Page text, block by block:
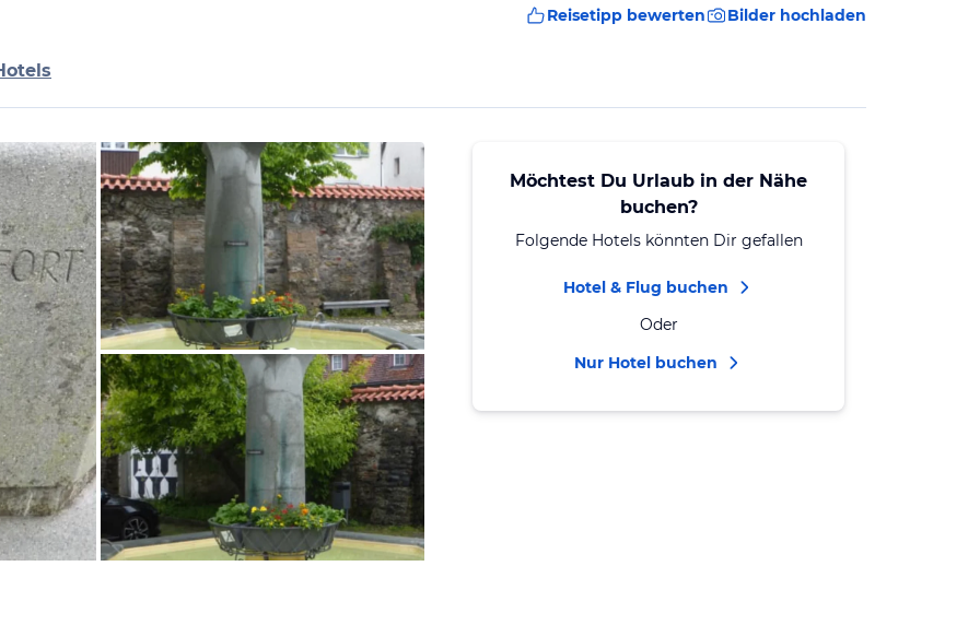
Reisetipp bewerten Bilder hochladen
Bild melden
von Adere
Möchtest Du Urlaub in der Nähe
buchen?
Folgende Hotels könnten Dir gefallen
Hotel & Flug buchen
Oder
Nur Hotel buchen